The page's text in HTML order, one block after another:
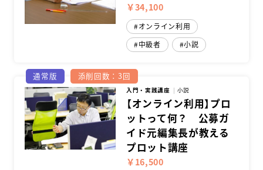
￥34,100
オンライン利用
中級者
小説
通常版 添削回数：3回
入門・実践講座 小説
【オンライン利用】プロ
ットって何？ 公募ガ
イド元編集長が教える
プロット講座
￥16,500